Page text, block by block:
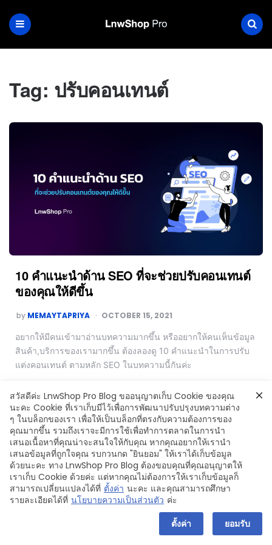
Tag: ปรับคอนเทนต์
10 คำแนะนำด้าน SEO ที่จะช่วยปรับคอนเทนต์
ของคุณให้ดีขึ้น
by MEMAYTAPRIYA OCTOBER 15, 2021
อยากให้มีคนเข้ามาอ่านบทความมากขึ้น หรืออยากให้คนเห็นข้อมูล
สินค้า,บริการของเรามากขึ้น ต้องลองดู 10 คำแนะนำในการปรับ
แต่งคอนเทนต์ ตามหลัก SEO ในบทความนี้กันค่ะ
Read More
Copyright © 2024 LnwShop Company Limited
สวัสดีค่ะ LnwShop Pro Blog ขออนุญาตเก็บ Cookie ของคุณ
นะคะ Cookie ที่เราเก็บมีไว้เพื่อการพัฒนาปรับปรุงบทความต่าง
ๆ ในบล็อกของเรา เพื่อให้เป็นบล็อกที่ตรงกับความต้องการของ
คุณมากขึ้น รวมถึงเราจะมีการใช้เพื่อทำการตลาดในการนำ
เสนอเนื้อหาที่คุณน่าจะสนใจให้กับคุณ หากคุณอยากให้เรานำ
เสนอข้อมูลที่ถูกใจคุณ รบกวนกด "ยินยอม" ให้เราได้เก็บข้อมูล
ด้วยนะคะ ทาง LnwShop Pro Blog ต้องขอบคุณที่คุณอนุญาตให้
เราเก็บ Cookie ด้วยค่ะ แต่หากคุณไม่ต้องการให้เราเก็บข้อมูลก็
สามารถเปลี่ยนแปลงได้ที่ ตั้งค่า นะคะ และคุณสามารถศึกษา
รายละเอียดได้ที่ นโยบายความเป็นส่วนตัว ค่ะ
ตั้งค่า
ยอมรับ